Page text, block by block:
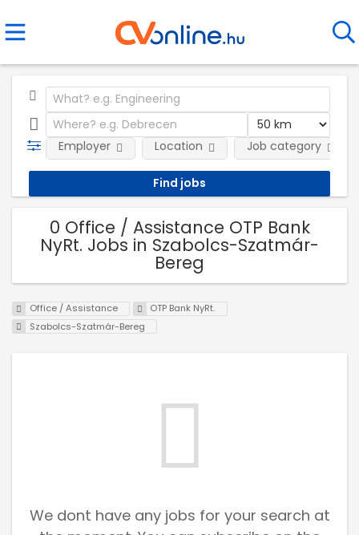
Employer Location Job category
0 Office / Assistance OTP Bank
NyRt. Jobs in Szabolcs-Szatmár-
Bereg
Office / Assistance
OTP Bank NyRt.
Szabolcs-Szatmár-Bereg
We dont have any jobs for your search at